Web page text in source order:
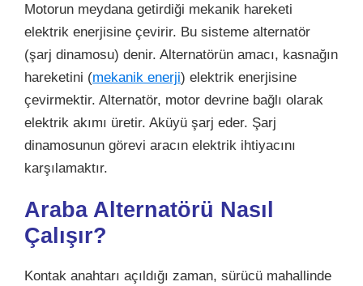
Motorun meydana getirdiği mekanik hareketi
elektrik enerjisine çevirir. Bu sisteme alternatör
(şarj dinamosu) denir. Alternatörün amacı, kasnağın
hareketini (mekanik enerji) elektrik enerjisine
çevirmektir. Alternatör, motor devrine bağlı olarak
elektrik akımı üretir. Aküyü şarj eder. Şarj
dinamosunun görevi aracın elektrik ihtiyacını
karşılamaktır.
Araba Alternatörü Nasıl
Çalışır?
Kontak anahtarı açıldığı zaman, sürücü mahallinde